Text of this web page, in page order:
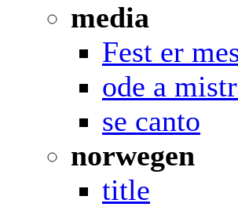
media
Fest er
ode a
se canto
norwegen
title